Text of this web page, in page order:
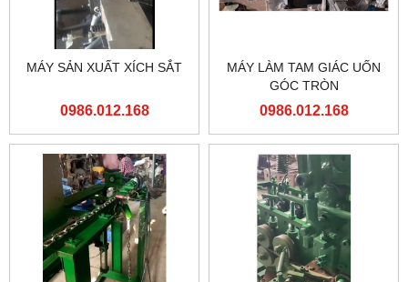
MÁY SẢN XUẤT XÍCH SẮT
0986.012.168
MÁY LÀM TAM GIÁC UỐN
GÓC TRÒN
0986.012.168